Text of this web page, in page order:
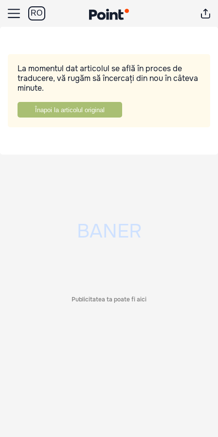
RO
La momentul dat articolul se află în proces de
traducere, vă rugăm să încercați din nou în câteva
minute.
Înapoi la articolul original
Publicitatea ta poate fi aici